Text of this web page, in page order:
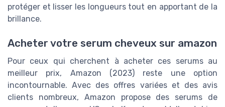
protéger et lisser les longueurs tout en apportant de la
brillance.
Acheter votre serum cheveux sur amazon
Pour ceux qui cherchent à acheter ces serums au
meilleur prix, Amazon (2023) reste une option
incontournable. Avec des offres variées et des avis
clients nombreux, Amazon propose des serums de